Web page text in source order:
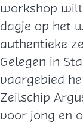
workshop
dagje op het
authentieke
Gelegen in
vaargebied
Zeilschip
voor jong en